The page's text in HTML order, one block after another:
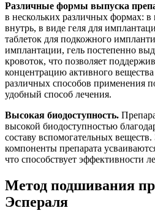
Различные формы выпуска
в нескольких различных формах: в
внутрь, в виде геля для
таблеток для подкожного
имплантации, гель постепенно
кровоток, что позволяет
концентрацию активного
различных способов применения
удобный способ лечения.
Высокая биодоступность.
высокой биодоступностью
составу вспомогательных
компоненты препарата
что способствует эффективности
Метод подшивания
Эспераля